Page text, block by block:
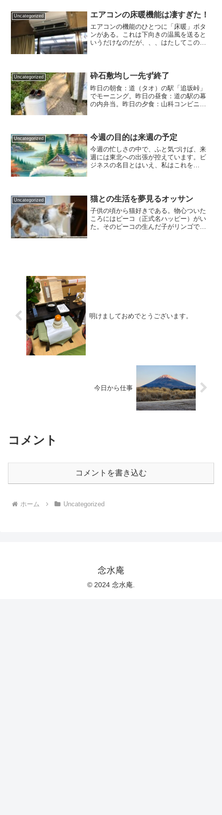
ればいいので、単に広げて...
Uncategorized エアコンの床暖機能は凄すぎた！
エアコンの機能のひとつに「床暖」ボタ
ンがある。これは下向きの温風を送ると
いうだけなのだが、、、はたしてこの効
はない。室温設定では１９...
Uncategorized 砕石敷均し一先ず終了
昨日の朝食：道（タオ）の駅「追坂峠」
でモーニング。昨日の昼食：道の駅の幕
の内弁当。昨日の夕食：山科コンビニの
ユンボを使わずに一輪車で...
Uncategorized 今週の目的は来週の予定
今週の忙しさの中で、ふと気づけば、来
週には東北への出張が控えています。ビ
ジネスの名目とはいえ、私はこれを
て心温まる人々。まず頭に浮かぶ...
Uncategorized 猫との生活を夢見るオッサン
子供の頃から猫好きである。物心ついた
ころにはピーコ（正式名ハッピー）がい
た。そのピーコの生んだ子がリンゴで、
明けましておめでとうございます。
今日から仕事
コメント
コメントを書き込む
ホーム Uncategorized
念水庵
© 2024 念水庵.